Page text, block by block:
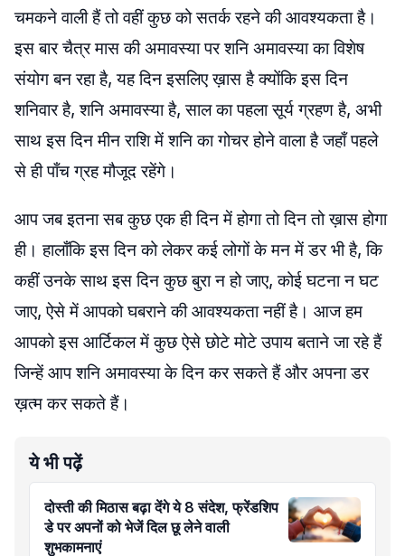
चमकने वाली हैं तो वहीं कुछ को सतर्क रहने की आवश्यकता है।
इस बार चैत्र मास की अमावस्या पर शनि अमावस्या का विशेष
संयोग बन रहा है, यह दिन इसलिए ख़ास है क्योंकि इस दिन
शनिवार है, शनि अमावस्या है, साल का पहला सूर्य ग्रहण है, अभी
साथ इस दिन मीन राशि में शनि का गोचर होने वाला है जहाँ पहले
से ही पाँच ग्रह मौजूद रहेंगे।
आप जब इतना सब कुछ एक ही दिन में होगा तो दिन तो ख़ास होगा
ही। हालाँकि इस दिन को लेकर कई लोगों के मन में डर भी है, कि
कहीं उनके साथ इस दिन कुछ बुरा न हो जाए, कोई घटना न घट
जाए, ऐसे में आपको घबराने की आवश्यकता नहीं है। आज हम
आपको इस आर्टिकल में कुछ ऐसे छोटे मोटे उपाय बताने जा रहे हैं
जिन्हें आप शनि अमावस्या के दिन कर सकते हैं और अपना डर
ख़त्म कर सकते हैं।
ये भी पढ़ें
दोस्ती की मिठास बढ़ा देंगे ये 8 संदेश, फ्रेंडशिप
डे पर अपनों को भेजें दिल छू लेने वाली
शुभकामनाएं